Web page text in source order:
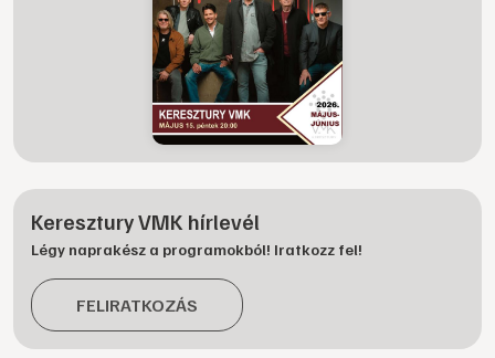
Keresztury VMK hírlevél
Légy naprakész a programokból! Iratkozz fel!
FELIRATKOZÁS